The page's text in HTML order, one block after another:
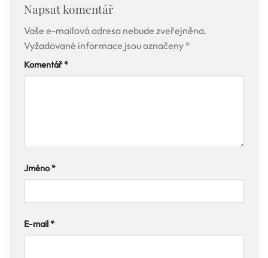
Napsat komentář
Vaše e-mailová adresa nebude zveřejněna.
Vyžadované informace jsou označeny *
Komentář*
Jméno*
E-mail*